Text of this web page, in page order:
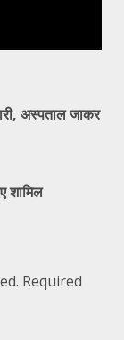
अस्पताल जाकर
शामिल
Required